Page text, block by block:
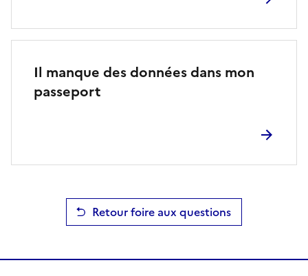
Il manque des données dans mon
passeport
Retour foire aux questions